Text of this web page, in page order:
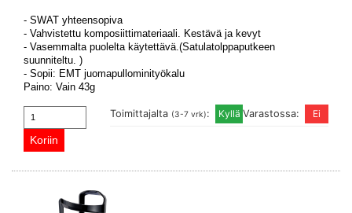
- SWAT yhteensopiva
- Vahvistettu komposiittimateriaali. Kestävä ja kevyt
- Vasemmalta puolelta käytettävä.(Satulatolppaputkeen
suunniteltu. )
- Sopii: EMT juomapullominityökalu
Paino: Vain 43g
Varastossa:
Toimittajalta (3-7 vrk):